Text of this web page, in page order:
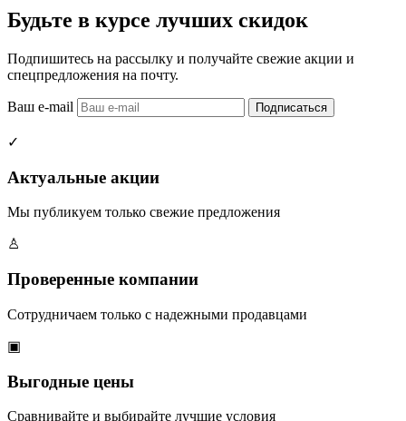
Будьте в курсе лучших скидок
Подпишитесь на рассылку и получайте свежие акции и
спецпредложения на почту.
Ваш e-mail Подписаться
✓
Актуальные акции
Мы публикуем только свежие предложения
♙
Проверенные компании
Сотрудничаем только с надежными продавцами
▣
Выгодные цены
Сравнивайте и выбирайте лучшие условия